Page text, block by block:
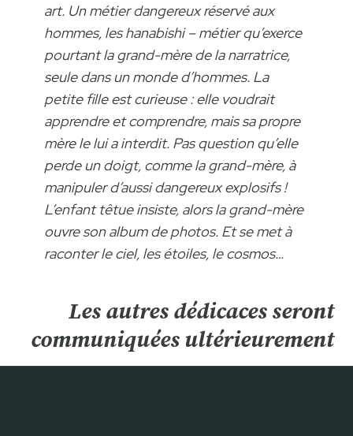
art. Un métier dangereux réservé aux
hommes, les hanabishi – métier qu’exerce
pourtant la grand-mère de la narratrice,
seule dans un monde d’hommes. La
petite fille est curieuse : elle voudrait
apprendre et comprendre, mais sa propre
mère le lui a interdit. Pas question qu’elle
perde un doigt, comme la grand-mère, à
manipuler d’aussi dangereux explosifs !
L’enfant têtue insiste, alors la grand-mère
ouvre son album de photos. Et se met à
raconter le ciel, les étoiles, le cosmos…
Les autres dédicaces seront
communiquées ultérieurement